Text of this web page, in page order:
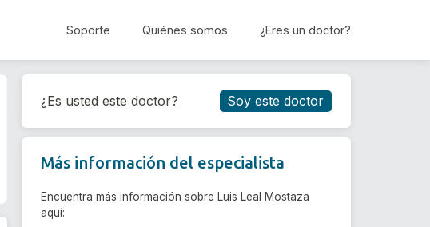
Soporte Quiénes somos ¿Eres un doctor?
Reservar cita
¿Es usted este doctor? Soy este doctor
Más información del especialista
Encuentra más información sobre Luis Leal Mostaza
aquí: